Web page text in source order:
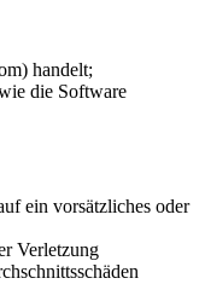
handelt;
die Software
ein vorsätzliches oder
Verletzung